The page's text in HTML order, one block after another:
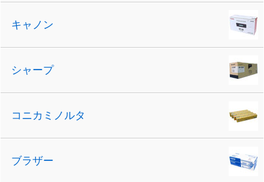
キャノン
シャープ
コニカミノルタ
ブラザー